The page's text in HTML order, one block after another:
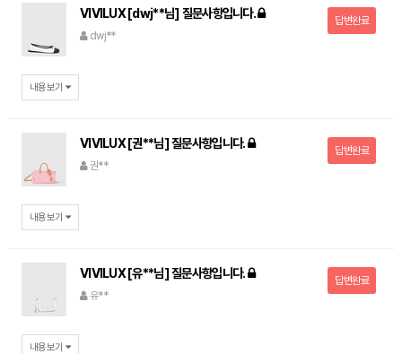
VIVILUX [dwj**님] 질문사항입니다.
답변완료
dwj**
내용보기
VIVILUX [권**님] 질문사항입니다.
답변완료
권**
내용보기
VIVILUX [유**님] 질문사항입니다.
답변완료
유**
내용보기